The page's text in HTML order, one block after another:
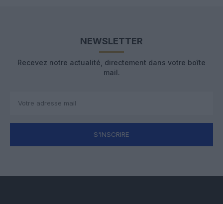
NEWSLETTER
Recevez notre actualité, directement dans votre boîte
mail.
S'INSCRIRE